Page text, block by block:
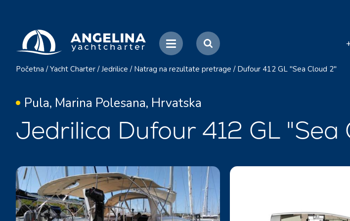
Početna / Yacht Charter / Jedrilice / Natrag na rezultate pretrage / Dufour 412 GL "Sea Cloud 2"
Pula, Marina Polesana, Hrvatska
Jedrilica Dufour 412 GL "Sea